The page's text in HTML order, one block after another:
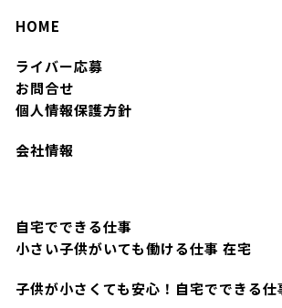
HOME
ライバー応募
お問合せ
個人情報保護方針
会社情報
自宅でできる仕事
小さい子供がいても働ける仕事 在宅
子供が小さくても安心！自宅でできる